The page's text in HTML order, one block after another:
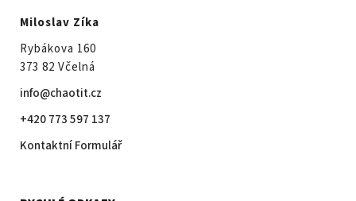
Miloslav Zíka
Rybákova 160
373 82 Včelná
info@chaotit.cz
+420 773 597 137
Kontaktní Formulář